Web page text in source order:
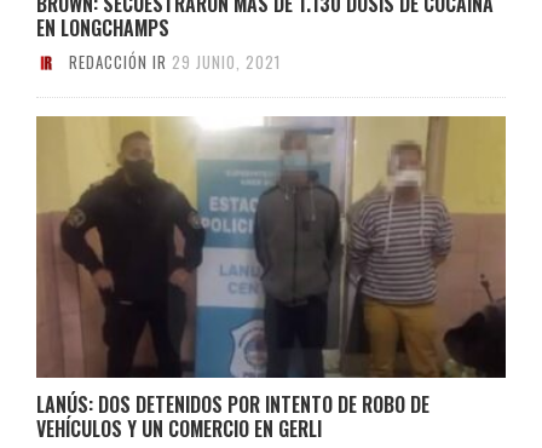
EN LONGCHAMPS
REDACCIÓN IR 29 JUNIO, 2021
LANÚS: DOS DETENIDOS POR INTENTO DE ROBO DE
VEHÍCULOS Y UN COMERCIO EN GERLI